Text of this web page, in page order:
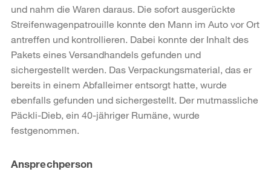
und nahm die Waren daraus. Die sofort ausgerückte
Streifenwagenpatrouille konnte den Mann im Auto vor Ort
antreffen und kontrollieren. Dabei konnte der Inhalt des
Pakets eines Versandhandels gefunden und
sichergestellt werden. Das Verpackungsmaterial, das er
bereits in einem Abfalleimer entsorgt hatte, wurde
ebenfalls gefunden und sichergestellt. Der mutmassliche
Päckli-Dieb, ein 40-jähriger Rumäne, wurde
festgenommen.
Weitere
Ansprechperson